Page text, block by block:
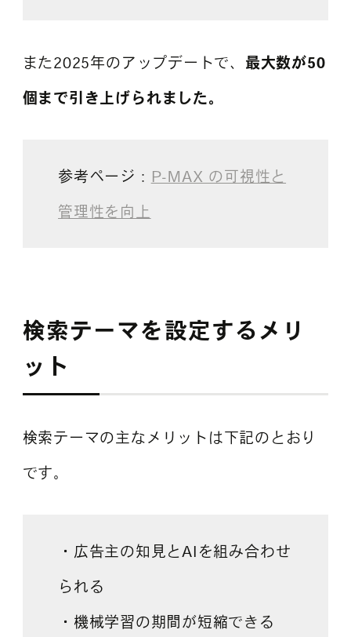
また2025年のアップデートで、 最大数が50
個まで引き上げられました。
参考ページ： P-MAX の可視性と
管理性を向上
検索テーマを設定するメリ
ット
検索テーマの主なメリットは下記のとおり
です。
・広告主の知見とAIを組み合わせ
られる
・機械学習の期間が短縮できる